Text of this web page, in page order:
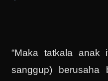
“Maka tatkala anak
sanggup) berusaha